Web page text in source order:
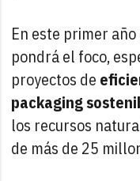
En este primer
pondrá el foco,
proyectos de
packaging
los recursos
de más de 25